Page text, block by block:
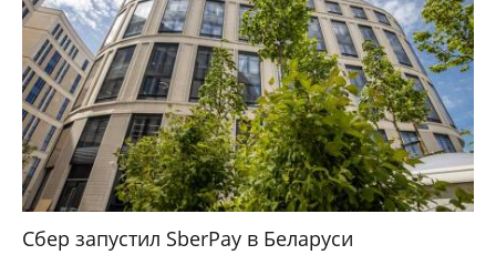
Сбер запустил SberPay в Беларуси